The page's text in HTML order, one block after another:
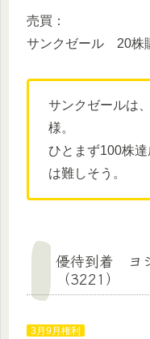
売買：
サンクゼール 20
サンクゼールは
様。
ひとまず100株
は難しそう。
優待到着 ヨ
（3221）
3月9月権利